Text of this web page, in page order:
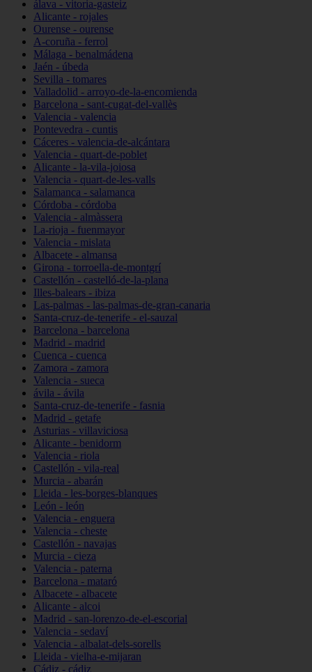
álava - vitoria-gasteiz
Alicante - rojales
Ourense - ourense
A-coruña - ferrol
Málaga - benalmádena
Jaén - úbeda
Sevilla - tomares
Valladolid - arroyo-de-la-encomienda
Barcelona - sant-cugat-del-vallès
Valencia - valencia
Pontevedra - cuntis
Cáceres - valencia-de-alcántara
Valencia - quart-de-poblet
Alicante - la-vila-joiosa
Valencia - quart-de-les-valls
Salamanca - salamanca
Córdoba - córdoba
Valencia - almàssera
La-rioja - fuenmayor
Valencia - mislata
Albacete - almansa
Girona - torroella-de-montgrí
Castellón - castelló-de-la-plana
Illes-balears - ibiza
Las-palmas - las-palmas-de-gran-canaria
Santa-cruz-de-tenerife - el-sauzal
Barcelona - barcelona
Madrid - madrid
Cuenca - cuenca
Zamora - zamora
Valencia - sueca
ávila - ávila
Santa-cruz-de-tenerife - fasnia
Madrid - getafe
Asturias - villaviciosa
Alicante - benidorm
Valencia - riola
Castellón - vila-real
Murcia - abarán
Lleida - les-borges-blanques
León - león
Valencia - enguera
Valencia - cheste
Castellón - navajas
Murcia - cieza
Valencia - paterna
Barcelona - mataró
Albacete - albacete
Alicante - alcoi
Madrid - san-lorenzo-de-el-escorial
Valencia - sedaví
Valencia - albalat-dels-sorells
Lleida - vielha-e-mijaran
Cádiz - cádiz